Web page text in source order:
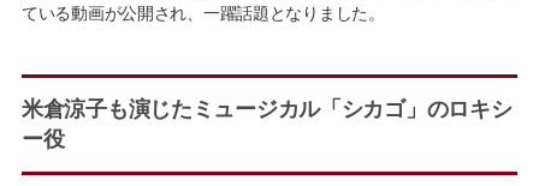
ている動画が公開され、一躍話題となりました。
米倉涼子も演じたミュージカル「シカゴ」のロキシ
ー役